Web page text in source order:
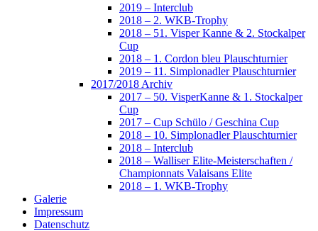
2019 – Interclub
2018 – 2. WKB-Trophy
2018 – 51. Visper Kanne & 2. Stockalper
Cup
2018 – 1. Cordon bleu Plauschturnier
2019 – 11. Simplonadler Plauschturnier
2017/2018 Archiv
2017 – 50. VisperKanne & 1. Stockalper
Cup
2017 – Cup Schülo / Geschina Cup
2018 – 10. Simplonadler Plauschturnier
2018 – Interclub
2018 – Walliser Elite-Meisterschaften /
Championnats Valaisans Elite
2018 – 1. WKB-Trophy
Galerie
Impressum
Datenschutz